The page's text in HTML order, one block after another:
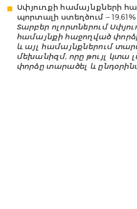
Սփյուռքի համայնքների
պորտալի ստեղծում – 19,61%
Տարբեր ոլորտներում
համայնքի հաջողված
և այլ համայնքներում
մեխանիզմ, որը թույլ կտա
փորձը տարածել և